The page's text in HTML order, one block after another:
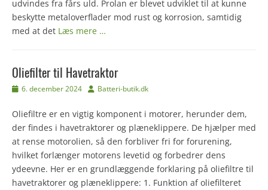
udvindes fra fårs uld. Prolan er blevet udviklet til at kunne
beskytte metaloverflader mod rust og korrosion, samtidig
med at det Læs mere …
Oliefilter til Havetraktor
Udgivet
6. december 2024 Forfatter
Batteri-butik.dk
Oliefiltre er en vigtig komponent i motorer, herunder dem,
der findes i havetraktorer og plæneklippere. De hjælper med
at rense motorolien, så den forbliver fri for forurening,
hvilket forlænger motorens levetid og forbedrer dens
ydeevne. Her er en grundlæggende forklaring på oliefiltre til
havetraktorer og plæneklippere: 1. Funktion af oliefilteret